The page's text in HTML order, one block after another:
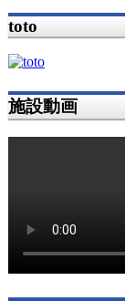
toto
施設動画